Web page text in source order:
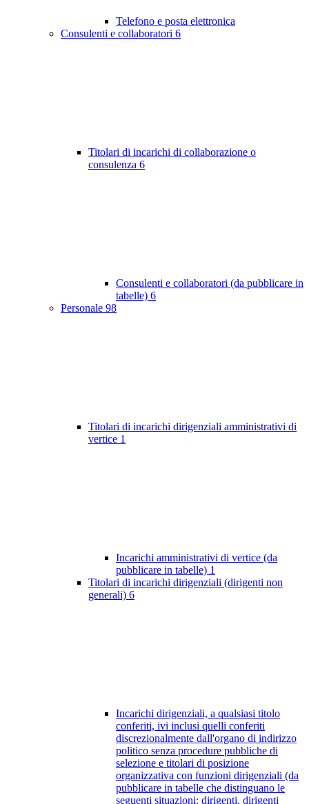
Telefono e posta elettronica
Consulenti e collaboratori 6
Titolari di incarichi di collaborazione o
consulenza 6
Consulenti e collaboratori (da pubblicare in
tabelle) 6
Personale 98
Titolari di incarichi dirigenziali amministrativi di
vertice 1
Incarichi amministrativi di vertice (da
pubblicare in tabelle) 1
Titolari di incarichi dirigenziali (dirigenti non
generali) 6
Incarichi dirigenziali, a qualsiasi titolo
conferiti, ivi inclusi quelli conferiti
discrezionalmente dall'organo di indirizzo
politico senza procedure pubbliche di
selezione e titolari di posizione
organizzativa con funzioni dirigenziali (da
pubblicare in tabelle che distinguano le
seguenti situazioni: dirigenti, dirigenti